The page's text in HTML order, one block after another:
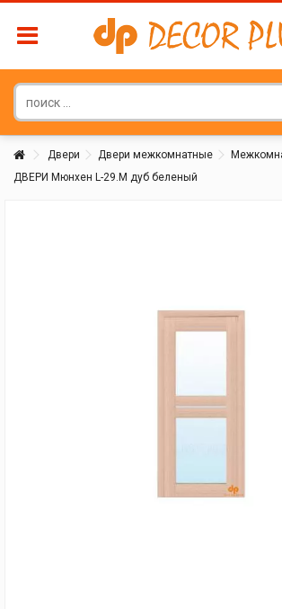
Двери Двери межкомнатные
ДВЕРИ Мюнхен L-29.M дуб беленый